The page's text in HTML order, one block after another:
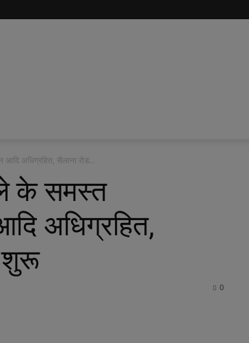
अधिग्रहित, सैलाना रोड...
के समस्त
अधिग्रहित,
शुरू
0